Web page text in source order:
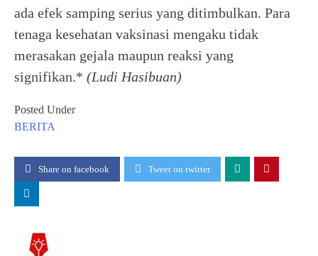
ada efek samping serius yang ditimbulkan. Para
tenaga kesehatan vaksinasi mengaku tidak
merasakan gejala maupun reaksi yang
signifikan.* (Ludi Hasibuan)
Posted Under
BERITA
Share on facebook Tweet on twitter